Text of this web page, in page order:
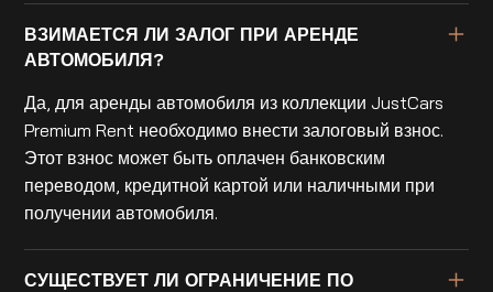
ВЗИМАЕТСЯ ЛИ ЗАЛОГ ПРИ АРЕНДЕ
АВТОМОБИЛЯ?
Да, для аренды автомобиля из коллекции JustCars
Premium Rent необходимо внести залоговый взнос.
Этот взнос может быть оплачен банковским
переводом, кредитной картой или наличными при
получении автомобиля.
СУЩЕСТВУЕТ ЛИ ОГРАНИЧЕНИЕ ПО